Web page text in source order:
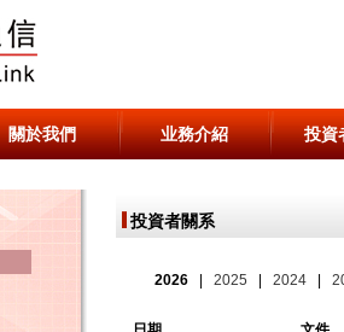
關於我們 业務介紹 投資
投資者關系